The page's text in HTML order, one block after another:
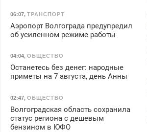
06:07, ТРАНСПОРТ
Аэропорт Волгограда предупредил
об усиленном режиме работы
04:04, ОБЩЕСТВО
Останетесь без денег: народные
приметы на 7 августа, день Анны
02:47, ОБЩЕСТВО
Волгоградская область сохранила
статус региона с дешевым
бензином в ЮФО